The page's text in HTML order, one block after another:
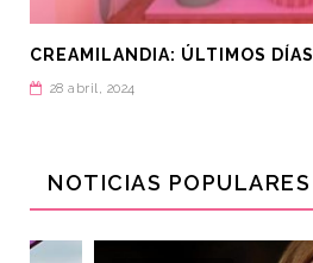
28 abril, 2024
NOTICIAS POPULARES